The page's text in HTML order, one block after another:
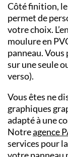
Côté finition,
permet de
votre choix.
moulure en
panneau.
sur une seule
verso).
Vous êtes ne
graphiques
adapté à une
Notreagence
services pour